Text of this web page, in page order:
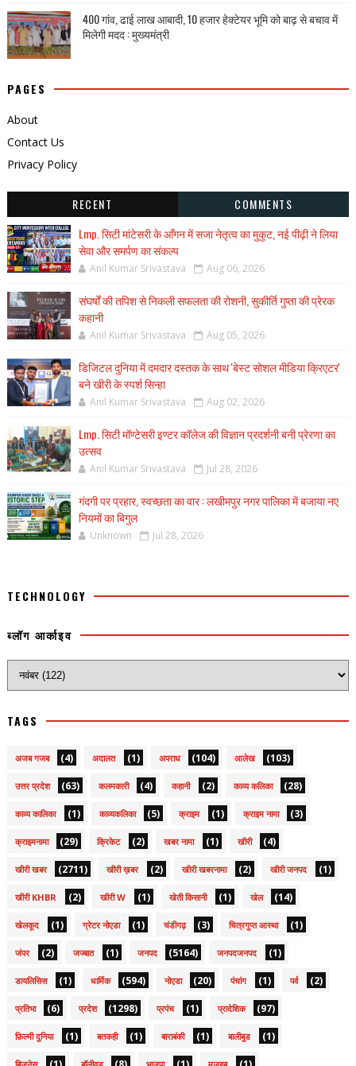
400 गांव, ढाई लाख आबादी, 10 हजार हेक्टेयर भूमि को बाढ़ से बचाव में
मिलेगी मदद : मुख्यमंत्री
PAGES
About
Contact Us
Privacy Policy
RECENT
COMMENTS
Lmp. सिटी मांटेसरी के आँगन में सजा नेतृत्व का मुकुट, नई पीढ़ी ने लिया
सेवा और समर्पण का संकल्प
Anil Kumar Srivastava Aug 06, 2026
संघर्षों की तपिश से निकली सफलता की रोशनी, सुकीर्ति गुप्ता की प्रेरक
कहानी
Anil Kumar Srivastava Aug 05, 2026
डिजिटल दुनिया में दमदार दस्तक के साथ 'बेस्ट सोशल मीडिया क्रिएटर'
बने खीरी के स्पर्श सिन्हा
Anil Kumar Srivastava Aug 02, 2026
Lmp. सिटी मॉण्टेसरी इण्टर कॉलेज की विज्ञान प्रदर्शनी बनी प्रेरणा का
उत्सव
Anil Kumar Srivastava Jul 28, 2026
गंदगी पर प्रहार, स्वच्छता का वार : लखीमपुर नगर पालिका में बजाया नए
नियमों का बिगुल
Unknown Jul 28, 2026
TECHNOLOGY
ब्लॉग आर्काइव
TAGS
अजब गजब (4) अदालत (1) अपराध (104) आलेख (103)
उत्तर प्रदेश (63) कलमकारी (4) कहानी (2) काव्य कलिका (28)
काव्य कालिका (1) काव्यकलिका (5) क्राइम (1) क्राइम नामा (3)
क्राइमनामा (29) क्रिकेट (2) खबर नामा (1) खीरी (4)
खीरी खबर (2711) खीरी ख़बर (2) खीरी खबरनामा (2) खीरी जनपद (1)
खीरी KHBR (2) खीरी W (1) खेती किसानी (1) खेल (14)
खेलकूद (1) ग्रेटर नोएडा (1) चंडीगढ़ (3) चित्रगुप्त आस्था (1)
जंपर (2) जज्बात (1) जनपद (5164) जनपदजनपद (1)
डायलिसिस (1) धार्मिक (594) नोएडा (20) पंचांग (1) पर्व (2)
प्रतिभा (6) प्रदेश (1298) प्रपंच (1) प्रादेशिक (97)
फ़िल्मी दुनिया (1) बतकही (1) बाराबंकी (1) बालीबुड (1)